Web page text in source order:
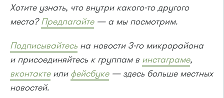
Хотите узнать, что внутри какого-то другого
места?Предлагайте— а мы посмотрим.
Подписывайтесь на новости 3-го микрорайона
и присоединяйтесь к группам в инстаграме,
вконтактеили фейсбуке— здесь больше местных
новостей.